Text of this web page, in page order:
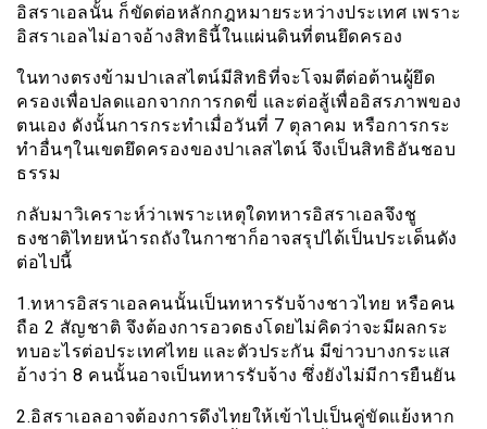
อิสราเอลนั้น ก็ขัดต่อหลักกฎหมายระหว่างประเทศ เพราะ
อิสราเอลไม่อาจอ้างสิทธินี้ในแผ่นดินที่ตนยึดครอง
ในทางตรงข้ามปาเลสไตน์มีสิทธิที่จะโจมตีต่อต้านผู้ยึด
ครองเพื่อปลดแอกจากการกดขี่ และต่อสู้เพื่ออิสรภาพของ
ตนเอง ดังนั้นการกระทำเมื่อวันที่ 7 ตุลาคม หรือการกระ
ทำอื่นๆในเขตยึดครองของปาเลสไตน์ จึงเป็นสิทธิอันชอบ
ธรรม
กลับมาวิเคราะห์ว่าเพราะเหตุใดทหารอิสราเอลจึงชู
ธงชาติไทยหน้ารถถังในกาซาก็อาจสรุปได้เป็นประเด็นดัง
ต่อไปนี้
1.ทหารอิสราเอลคนนั้นเป็นทหารรับจ้างชาวไทย หรือคน
ถือ 2 สัญชาติ จึงต้องการอวดธงโดยไม่คิดว่าจะมีผลกระ
ทบอะไรต่อประเทศไทย และตัวประกัน มีข่าวบางกระแส
อ้างว่า 8 คนนั้นอาจเป็นทหารรับจ้าง ซึ่งยังไม่มีการยืนยัน
2.อิสราเอลอาจต้องการดึงไทยให้เข้าไปเป็นคู่ขัดแย้งหาก